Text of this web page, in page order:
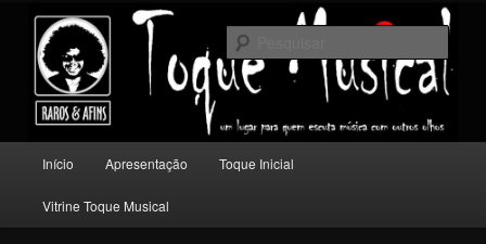
conteúdo
principal
conteúdo
secundário
Toque Musical
Um lugar para quem escuta música com outros olhos.
principal
Início Apresentação Toque Inicial
Vitrine Toque Musical